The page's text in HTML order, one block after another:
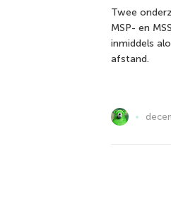
Twee
MSP- en
inmiddels
afstand.